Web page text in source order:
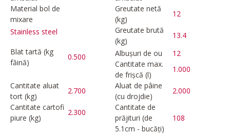
Material bol de
mixare
Stainless steel
Greutate netă
(kg)
12
Greutate brută
(kg)
13.4
Blat tartă (kg
făină)
0.500 Albușuri de ou
12
Cantitate max.
de frișcă (l)
1.000
Cantitate aluat
tort (kg)
2.700
Aluat de pâine
(cu drojdie)
2.000
Cantitate cartofi
piure (kg)
2.300
Cantitate de
prăjituri (de
5.1cm - bucăți)
108